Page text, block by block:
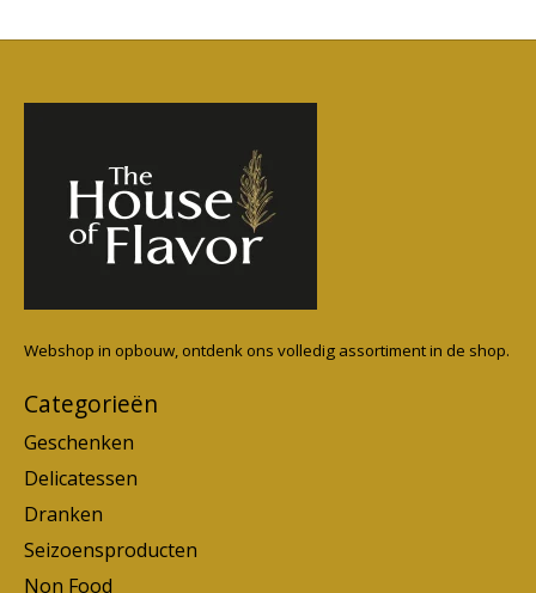
Webshop in opbouw, ontdenk ons volledig assortiment in de shop.
Categorieën
Geschenken
Delicatessen
Dranken
Seizoensproducten
Non Food